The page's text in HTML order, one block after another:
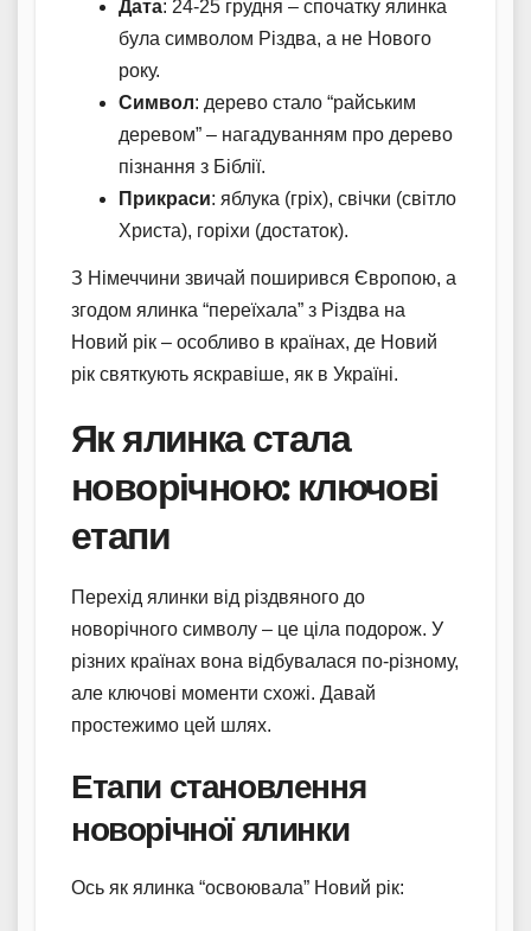
Дата: 24-25 грудня – спочатку ялинка
була символом Різдва, а не Нового
року.
Символ: дерево стало “райським
деревом” – нагадуванням про дерево
пізнання з Біблії.
Прикраси: яблука (гріх), свічки (світло
Христа), горіхи (достаток).
З Німеччини звичай поширився Європою, а
згодом ялинка “переїхала” з Різдва на
Новий рік – особливо в країнах, де Новий
рік святкують яскравіше, як в Україні.
Як ялинка стала
новорічною: ключові
етапи
Перехід ялинки від різдвяного до
новорічного символу – це ціла подорож. У
різних країнах вона відбувалася по-різному,
але ключові моменти схожі. Давай
простежимо цей шлях.
Етапи становлення
новорічної ялинки
Ось як ялинка “освоювала” Новий рік: